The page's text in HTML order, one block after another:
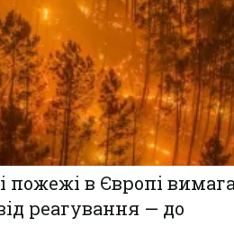
пожежі в Європі
реагування — до